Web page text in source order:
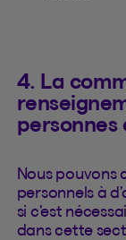
4. La
personnes
Nous pouvons
personnels à
si c’est
dans cette